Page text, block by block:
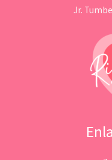
Jr.